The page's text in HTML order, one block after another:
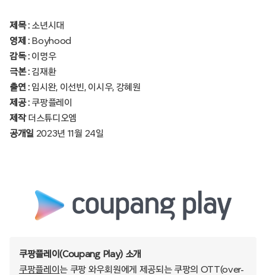
제목 : 소년시대
영제 :Boyhood
감독 : 이명우
극본 : 김재환
출연 : 임시완, 이선빈, 이시우, 강혜원
제공 :쿠팡플레이
제작더스튜디오엠
공개일 2023년 11월 24일
쿠팡플레이(Coupang Play) 소개
쿠팡플레이 는 쿠팡 와우회원에게 제공되는 쿠팡의 OTT(over-